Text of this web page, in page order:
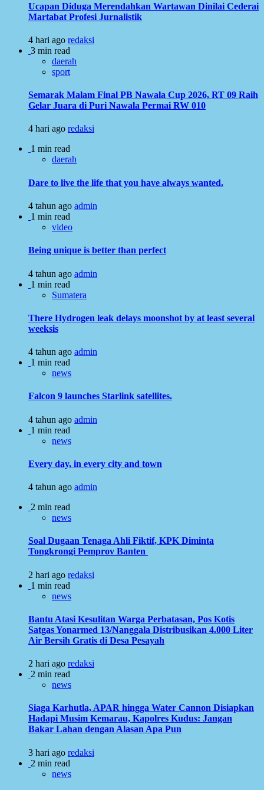
Ucapan Diduga Merendahkan Wartawan Dinilai Cederai
Martabat Profesi Jurnalistik
4 hari ago redaksi
3 min read
daerah
sport
Semarak Malam Final PB Nawala Cup 2026, RT 09 Raih
Gelar Juara di Puri Nawala Permai RW 010
4 hari ago redaksi
1 min read
daerah
Dare to live the life that you have always wanted.
4 tahun ago admin
1 min read
video
Being unique is better than perfect
4 tahun ago admin
1 min read
Sumatera
There Hydrogen leak delays moonshot by at least several
weeksis
4 tahun ago admin
1 min read
news
Falcon 9 launches Starlink satellites.
4 tahun ago admin
1 min read
news
Every day, in every city and town
4 tahun ago admin
2 min read
news
Soal Dugaan Tenaga Ahli Fiktif, KPK Diminta
Tongkrongi Pemprov Banten
2 hari ago redaksi
1 min read
news
Bantu Atasi Kesulitan Warga Perbatasan, Pos Kotis
Satgas Yonarmed 13/Nanggala Distribusikan 4.000 Liter
Air Bersih Gratis di Desa Pesayah
2 hari ago redaksi
2 min read
news
Siaga Karhutla, APAR hingga Water Cannon Disiapkan
Hadapi Musim Kemarau, Kapolres Kudus: Jangan
Bakar Lahan dengan Alasan Apa Pun
3 hari ago redaksi
2 min read
news